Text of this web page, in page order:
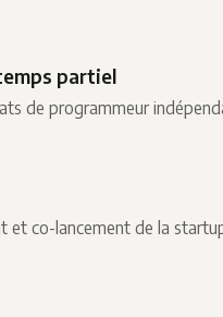
partiel
de programmeur
et co-lancement de la